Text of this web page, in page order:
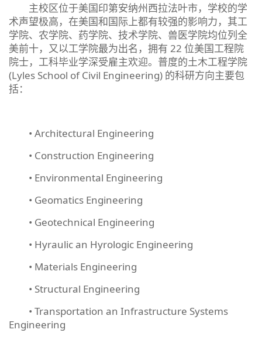
主校区位于美国印第安纳州西拉法叶市，学校的学
术声望极高，在美国和国际上都有较强的影响力，其工
学院、农学院、药学院、技术学院、兽医学院均位列全
美前十，又以工学院最为出名，拥有 22 位美国工程院
院士，工科毕业学深受雇主欢迎。普度的土木工程学院
(Lyles School of Civil Engineering) 的科研方向主要包
括：
• Architectural Engineering
• Construction Engineering
• Environmental Engineering
• Geomatics Engineering
• Geotechnical Engineering
• Hyraulic an Hyrologic Engineering
• Materials Engineering
• Structural Engineering
• Transportation an Infrastructure Systems
Engineering